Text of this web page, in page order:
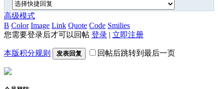
高级模式
B Color Image Link Quote Code Smilies
您需要登录后才可以回帖 登录 | 立即注册
本版积分规则 发表回复 回帖后跳转到最后一页